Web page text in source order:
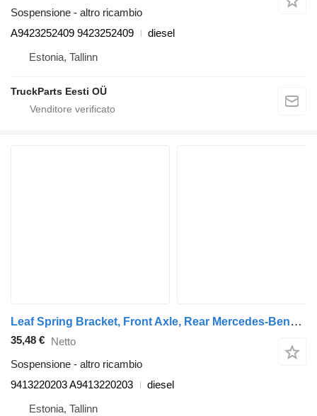
Sospensione - altro ricambio
A9423252409 9423252409
diesel
Estonia, Tallinn
TruckParts Eesti OÜ
Leaf Spring Bracket, Front Axle, Rear Mercedes-Benz Actros MP2/MP3 1844 (01.02-) 9413220203 per trattore stradale Mercedes-Benz Actros, Axor MP1, MP2, MP3 (1996-2014)
35,48 € Netto
Sospensione - altro ricambio
9413220203 A9413220203
diesel
Estonia, Tallinn